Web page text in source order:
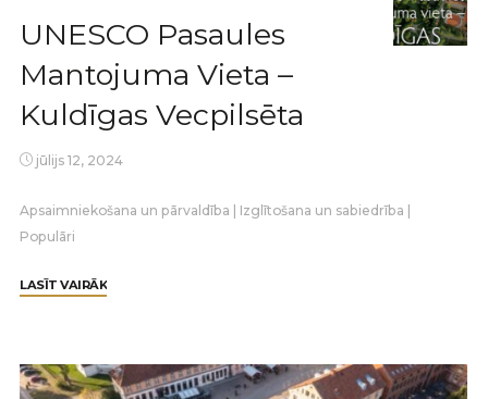
UNESCO Pasaules
Mantojuma Vieta –
Kuldīgas Vecpilsēta
jūlijs 12, 2024
Apsaimniekošana un pārvaldība | Izglītošana un sabiedrība |
Populāri
LASĪT VAIRĀK